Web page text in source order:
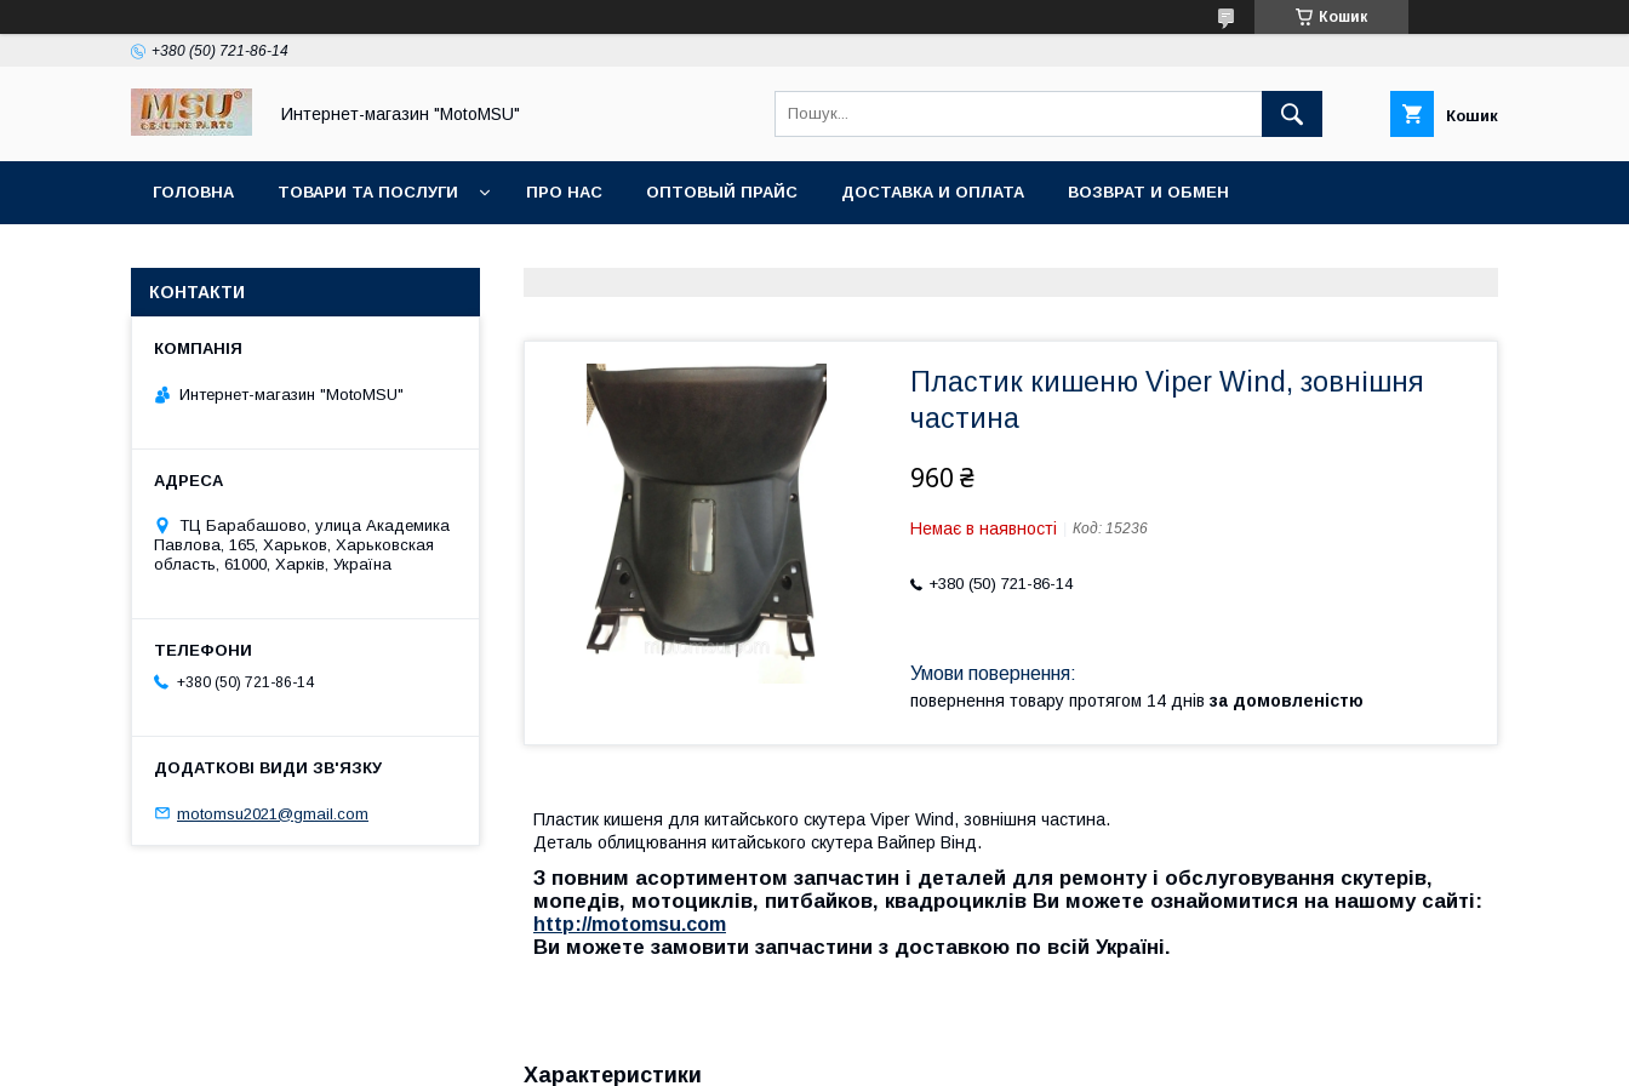
Кошик
+380 (50) 721-86-14
Интернет-магазин "MotoMSU" Кошик
ГОЛОВНА ТОВАРИ ТА ПОСЛУГИ ПРО НАС ОПТОВЫЙ ПРАЙС ДОСТАВКА И ОПЛАТА ВОЗВРАТ И ОБМЕН
Пластик кишеню Viper Wind, зовнішня
частина
960 ₴
Немає в наявності Код: 15236
+380 (50) 721-86-14
повернення товару протягом 14 днів за домовленістю
Пластик кишеня для китайського скутера Viper Wind, зовнішня частина.
Деталь облицювання китайського скутера Вайпер Вінд.
З повним асортиментом запчастин і деталей для ремонту і обслуговування скутерів,
мопедів, мотоциклів, питбайков, квадроциклів Ви можете ознайомитися на нашому сайті:
http://motomsu.com
Ви можете замовити запчастини з доставкою по всій Україні.
Характеристики
КОНТАКТИ
Интернет-магазин "MotoMSU"
ТЦ Барабашово, улица Академика
Павлова, 165, Харьков, Харьковская
область, 61000, Харків, Україна
+380 (50) 721-86-14
motomsu2021@gmail.com